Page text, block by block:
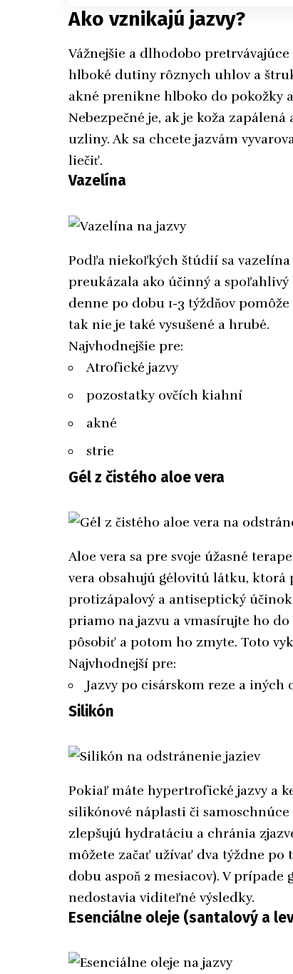
Ako vznikajú jazvy?
Vážnejšie a dlhodobo
hlboké dutiny rôznych uhlov a
akné prenikne hlboko do pokožky
Nebezpečné je, ak je koža
uzliny. Ak sa chcete jazvám
liečiť.
Vazelína
Podľa niekoľkých štúdií sa
preukázala ako účinný a
denne po dobu 1-3 týždňov
tak nie je také vysušené a hrubé.
Najvhodnejšie pre:
Atrofické jazvy
pozostatky ovčích kiahní
akné
strie
Gél z čistého aloe vera
Aloe vera sa pre svoje úžasné
vera obsahujú gélovitú látku, ktorá
protizápalový a antiseptický
priamo na jazvu a vmasírujte ho
pôsobiť a potom ho zmyte. Toto
Najvhodnejší pre:
Jazvy po cisárskom reze a
Silikón
Pokiaľ máte hypertrofické jazvy a
silikónové náplasti či
zlepšujú hydratáciu a chránia
môžete začať užívať dva týždne po
dobu aspoň 2 mesiacov). V
nedostavia viditeľné výsledky.
Esenciálne oleje (santalový a